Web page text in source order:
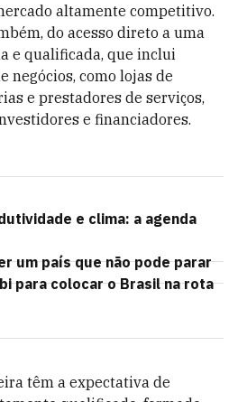
altamente competitivo.
do acesso direto a uma
e qualificada, que inclui
negócios, como lojas de
e prestadores de serviços,
e financiadores.
e clima: a agenda
um país que não pode parar
para colocar o Brasil na rota
têm a expectativa de